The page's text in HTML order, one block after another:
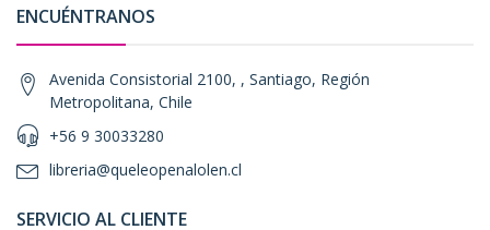
ENCUÉNTRANOS
Avenida Consistorial 2100, , Santiago, Región
Metropolitana, Chile
+56 9 30033280
libreria@queleopenalolen.cl
SERVICIO AL CLIENTE